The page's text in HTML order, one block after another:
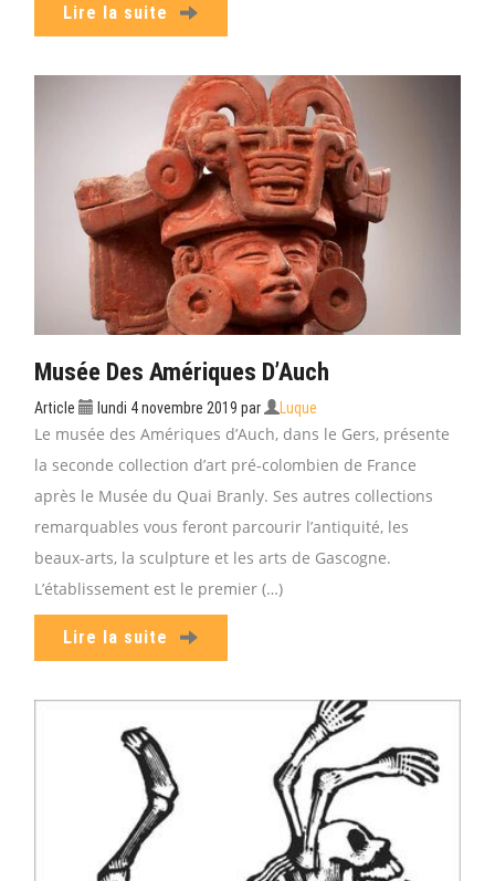
Lire la suite
Musée Des Amériques D’Auch
Article lundi 4 novembre 2019 par Luque
Le musée des Amériques d’Auch, dans le Gers, présente
la seconde collection d’art pré-colombien de France
après le Musée du Quai Branly. Ses autres collections
remarquables vous feront parcourir l’antiquité, les
beaux-arts, la sculpture et les arts de Gascogne.
L’établissement est le premier (…)
Lire la suite